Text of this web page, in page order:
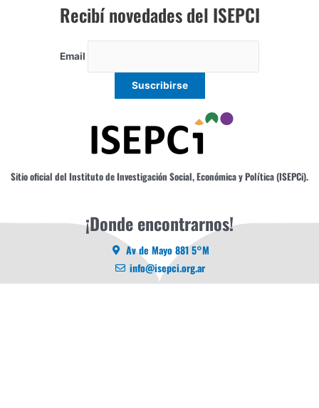
Recibí novedades del ISEPCI
Email
Sitio oficial del Instituto de Investigación Social, Económica y Política (ISEPCi).
¡Donde encontrarnos!
Av de Mayo 881 5°M
info@isepci.org.ar